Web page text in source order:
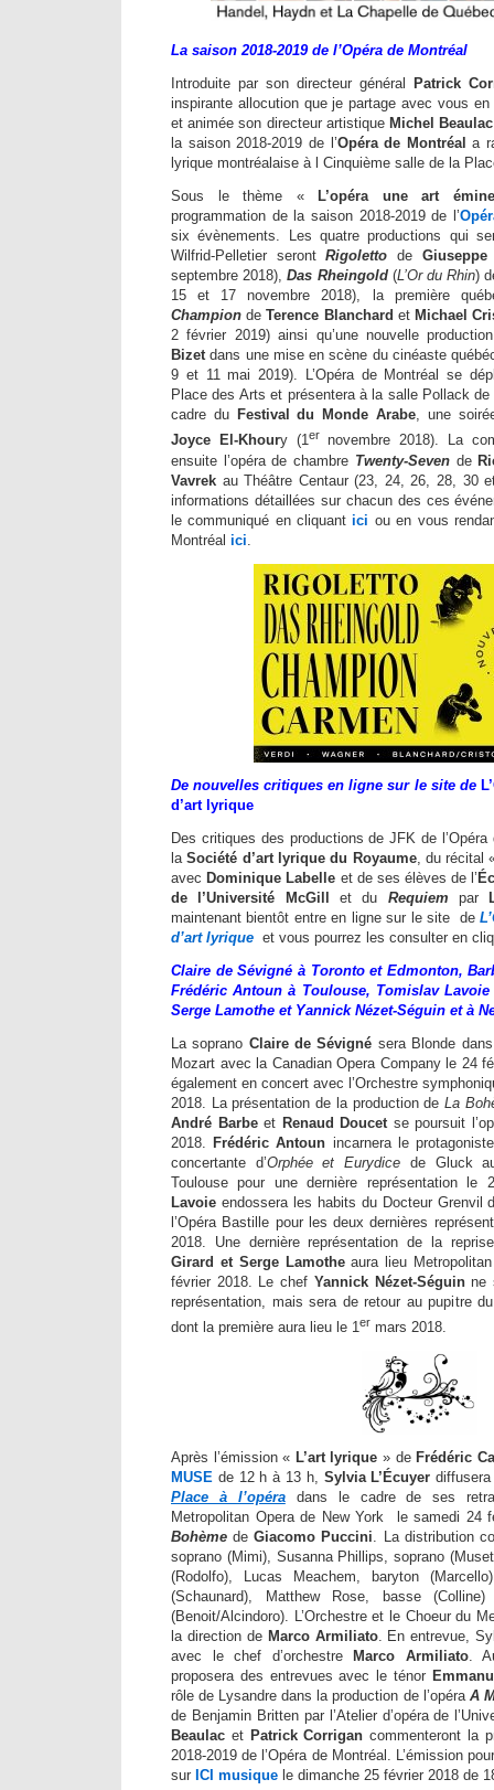
La saison 2018-2019 de l’Opéra de Montréal
Introduite par son directeur général
Patrick
inspirante allocution que je partage avec vous
et animée son directeur artistique Michel Beaulac
la saison 2018-2019 de l’Opéra de Montréal a
lyrique montréalaise à l Cinquième salle de la
Sous le thème «
L’opéra une art
programmation de la saison 2018-2019 de l’
six évènements. Les quatre productions qui
Wilfrid-Pelletier serontRigoletto de Giuseppe
septembre 2018),Das Rheingold(L’Or du Rhin)
15 et 17 novembre 2018), la première
Champion deTerence Blanchard et Michael
2 février 2019) ainsi qu’une nouvelle
Bizetdans une mise en scène du cinéaste
9 et 11 mai 2019). L’Opéra de Montréal se
Place des Arts et présentera à la salle Pollack
cadre du Festival du Monde Arabe, une
Joyce El-Khoury (1er
novembre 2018). La
ensuite l’opéra de chambre Twenty-Sevende
Vavrek au Théâtre Centaur (23, 24, 26, 28, 30
informations détaillées sur chacun des ces
le communiqué en cliquantici ou en vous
Montréal ici
De nouvelles critiques en lignesur le site de
d’art lyrique
Des critiques des productions de JFK de
laSociété d’art lyrique du Royaume, du récital
avecDominique Labelle et de ses élèves de l’
de l’Université McGill et du Requiem par
maintenant bientôt entre en ligne sur le site de
d’art lyrique et vous pourrez les consulter en
Claire de Sévigné à Toronto et Edmonton,
Frédéric Antoun à Toulouse, Tomislav
Serge Lamothe et Yannick Nézet-Séguin et à
La soprano Claire de Sévigné sera Blonde
Mozart avec la Canadian Opera Company le 24
également en concert avec l’Orchestre
2018. La présentation de la production deLa
André Barbeet Renaud Doucet se poursuit
2018.
Frédéric Antoun incarnera le
concertante d’Orphée et Eurydice de Gluck
Toulouse pour une dernière représentation
Lavoie endossera les habits du Docteur Grenvil
l’Opéra Bastille pour les deux dernières
2018. Une dernière représentation de la
Girard et Serge Lamotheaura lieu
février 2018. Le chef Yannick Nézet-Séguinne
représentation, mais sera de retour au pupitre
dont la première aura lieu le 1er mars 2018.
Après l’émission « L’art lyrique » de Frédéric
MUSE de 12 h à 13 h, Sylvia L’Écuyer
Place à l’opéradans le cadre de ses
Metropolitan Opera de New York le samedi
Bohème deGiacomo Puccini. La distribution
soprano (Mimi), Susanna Phillips, soprano
(Rodolfo), Lucas Meachem, baryton
(Schaunard), Matthew Rose, basse
(Benoit/Alcindoro). L’Orchestre et le Choeur du
la direction de Marco Armiliato. En entrevue,
avec le chef d’orchestre
Marco Armiliato.
proposera des entrevues avec le ténor
rôle de Lysandre dans la production de l’opéra A
de Benjamin Britten par l’Atelier d’opéra de
Beaulac et Patrick Corrigan commenteront la
2018-2019 de l’Opéra de Montréal. L’émission
sur ICI musique le dimanche 25 février 2018 de